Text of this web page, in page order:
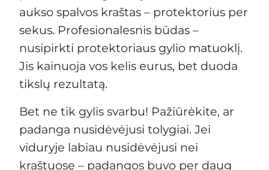
aukso spalvos kraštas – protektorius per
sekus. Profesionalesnis būdas –
nusipirkti protektoriaus gylio matuoklį.
Jis kainuoja vos kelis eurus, bet duoda
tikslų rezultatą.
Bet ne tik gylis svarbu! Pažiūrėkite, ar
padanga nusidėvėjusi tolygiai. Jei
viduryje labiau nusidėvėjusi nei
kraštuose – padangos buvo per daug